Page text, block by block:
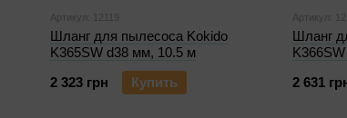
Артикул: 12119
Шланг для пылесоса Kokido
K365SW d38 мм, 10.5 м
2 323 грн
Купить
Артикул:
Шланг
2 631